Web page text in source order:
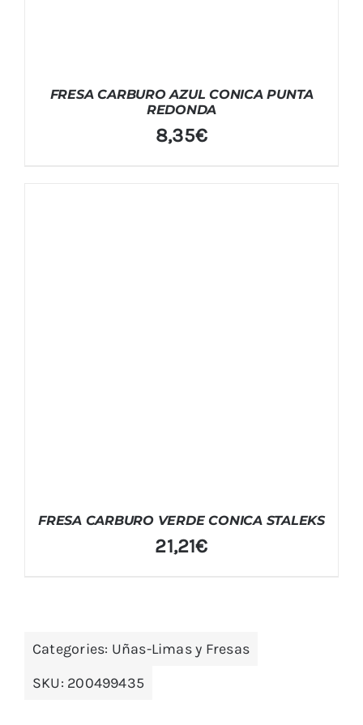
FRESA CARBURO AZUL CONICA PUNTA
REDONDA
8,35€
FRESA CARBURO VERDE CONICA STALEKS
21,21€
Categories: Uñas-Limas y Fresas
SKU: 200499435